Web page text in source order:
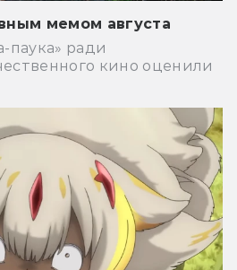
мемом августа
паука» ради
кино оценили